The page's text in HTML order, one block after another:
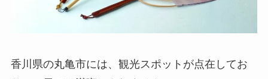
香川県の丸亀市には、観光スポットが点在してお